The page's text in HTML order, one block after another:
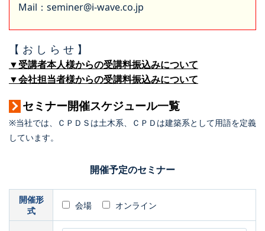
Mail：seminer@i-wave.co.jp
【 お し ら せ 】
▼受講者本人様からの受講料振込みについて
▼会社担当者様からの受講料振込みについて
セミナー開催スケジュール一覧
※当社では、ＣＰＤＳは土木系、ＣＰＤは建築系として用語を定義
しています。
開催予定のセミナー
開催形
式
会場 オンライン